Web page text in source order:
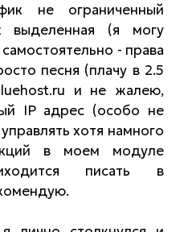
не ограниченный
выделенная (я могу
- права
песня (плачу в 2.5
и не жалею,
IP адрес (особо не
хотя намного
в моем модуле
писать в